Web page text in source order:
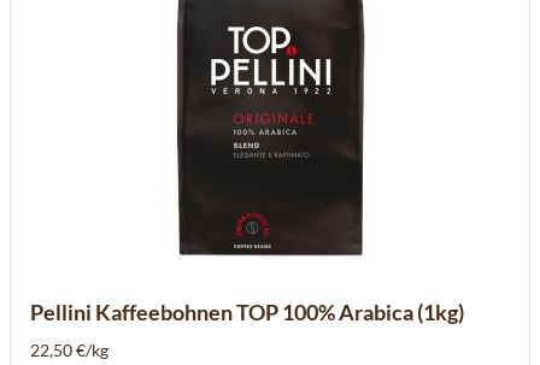
Pellini Kaffeebohnen TOP 100% Arabica (1kg)
22,50 €/kg